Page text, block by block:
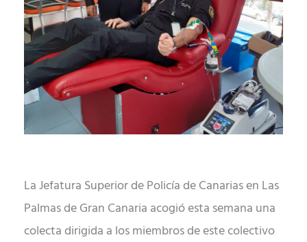
La Jefatura Superior de Policía de Canarias en Las
Palmas de Gran Canaria acogió esta semana una
colecta dirigida a los miembros de este colectivo